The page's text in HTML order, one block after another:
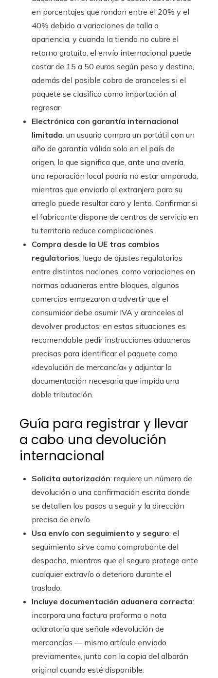
en porcentajes que rondan entre el 20% y el
40% debido a variaciones de talla o
apariencia, y cuando la tienda no cubre el
retorno gratuito, el envío internacional puede
costar de 15 a 50 euros según peso y destino,
además del posible cobro de aranceles si el
paquete se clasifica como importación al
regresar.
Electrónica con garantía internacional
limitada: un usuario compra un portátil con un
año de garantía válida solo en el país de
origen, lo que significa que, ante una avería,
una reparación local podría no estar amparada,
mientras que enviarlo al extranjero para su
arreglo puede resultar caro y lento. Confirmar si
el fabricante dispone de centros de servicio en
tu territorio reduce complicaciones.
Compra desde la UE tras cambios
regulatorios: luego de ajustes regulatorios
entre distintas naciones, como variaciones en
normas aduaneras entre bloques, algunos
comercios empezaron a advertir que el
consumidor debe asumir IVA y aranceles al
devolver productos; en estas situaciones es
recomendable pedir instrucciones aduaneras
precisas para identificar el paquete como
«devolución de mercancía» y adjuntar la
documentación necesaria que impida una
doble tributación.
Guía para registrar y llevar
a cabo una devolución
internacional
Solicita autorización: requiere un número de
devolución o una confirmación escrita donde
se detallen los pasos a seguir y la dirección
precisa de envío.
Usa envío con seguimiento y seguro: el
seguimiento sirve como comprobante del
despacho, mientras que el seguro protege ante
cualquier extravío o deterioro durante el
traslado.
Incluye documentación aduanera correcta:
incorpora una factura proforma o nota
aclaratoria que señale «devolución de
mercancías — mismo artículo enviado
previamente», junto con la copia del albarán
original cuando esté disponible.